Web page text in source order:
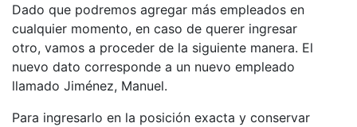
Dado que podremos agregar más empleados en
cualquier momento, en caso de querer ingresar
otro, vamos a proceder de la siguiente manera. El
nuevo dato corresponde a un nuevo empleado
llamado Jiménez, Manuel.
Para ingresarlo en la posición exacta y conservar